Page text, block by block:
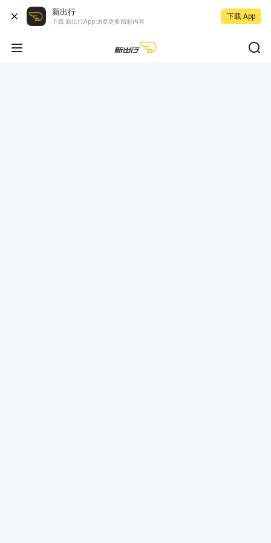
新出行
下载 新出行App 浏览更多精彩内容
下载 App